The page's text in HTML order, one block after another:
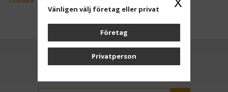
Vänligen välj företag eller privat
Företag
Privatperson